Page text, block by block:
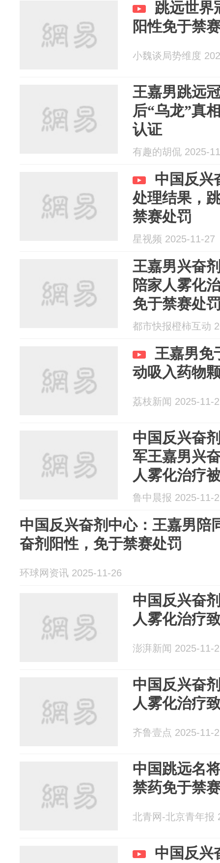
跳远世界
阳性免于禁
小魏谈局势维度
王嘉男跳远
后“乌龙”真
认证
有趣的胡侃 2025-
中国反兴
处理结果，
禁赛处罚
星视频 2025-11-27
王嘉男兴奋
陪家人雾化
免于禁赛处
都市快报橙柿互动
王嘉男免
动吸入药物
荔枝新闻 2025-11-
中国反兴奋
军王嘉男兴
人雾化治疗
禁赛处罚
鲁中晨报 2025-11-
中国反兴奋剂中心：王嘉男陪
奋剂阳性，免于禁赛处罚
环球网资讯 2025-11-26
中国反兴奋
人雾化治疗
澎湃新闻 2025-11-
中国反兴奋
人雾化治疗
齐鲁壹点 2025-11-
中国跳远名
禁药免于禁
北青网-北京青年报
中国反兴